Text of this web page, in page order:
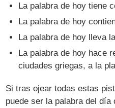
La palabra de hoy tiene
La palabra de hoy
La palabra de hoy lleva
La palabra de hoy hace
ciudades griegas, a la
Si tras ojear todas estas
puede ser la palabra del